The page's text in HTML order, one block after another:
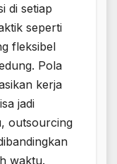
di setiap
seperti
fleksibel
Pola
kerja
jadi
outsourcing
waktu.